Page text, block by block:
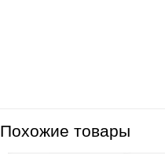
Похожие товары